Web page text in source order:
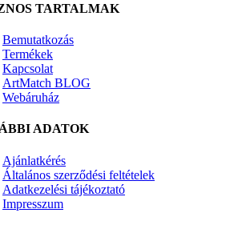
TARTALMAK
Bemutatkozás
Termékek
Kapcsolat
ArtMatch BLOG
Webáruház
ADATOK
Ajánlatkérés
Általános szerződési feltételek
Adatkezelési tájékoztató
Impresszum